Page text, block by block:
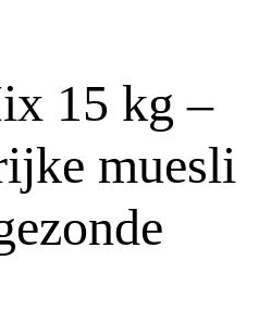
15 kg –
muesli